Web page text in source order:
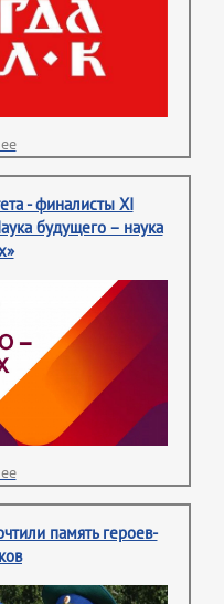
- финалисты XI
будущего – наука
память героев-